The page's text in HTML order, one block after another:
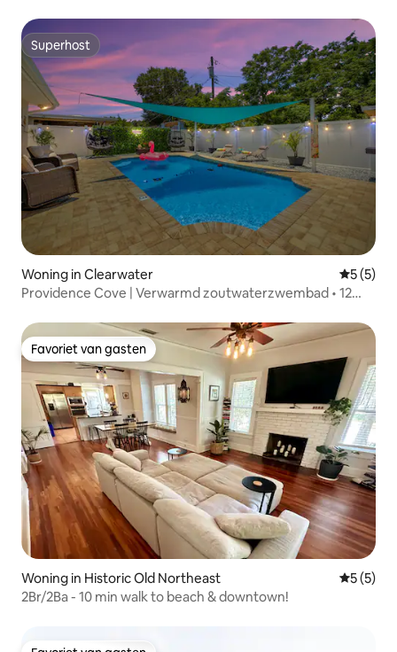
Superhost
Superhost
Woning in Clearwater
5 (5)
Providence Cove | Verwarmd zoutwaterzwembad • 12
Favoriet van gasten
Favoriet van gasten
Woning in Historic Old Northeast
5 (5)
2Br/2Ba - 10 min walk to beach & downtown!